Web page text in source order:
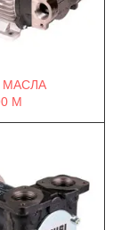
МАСЛА
M